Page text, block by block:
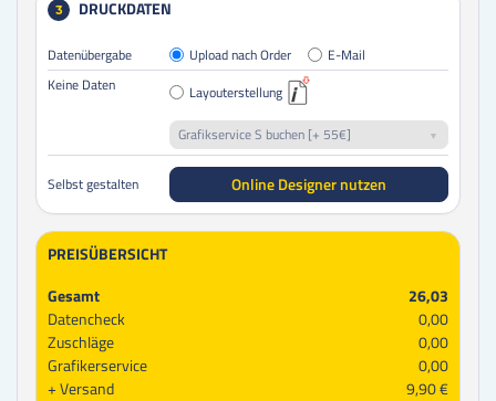
3 DRUCKDATEN
Datenübergabe Upload nach Order
E-Mail
Keine Daten
Layouterstellung
Grafikservice S buchen [+ 55€]
Selbst gestalten Online Designer nutzen
PREISÜBERSICHT
Gesamt
26,03
Datencheck
0,00
Zuschläge
0,00
Grafikerservice
0,00
Versand
9,90 €